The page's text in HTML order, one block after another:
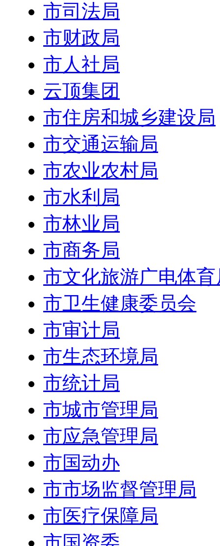
市司法局
市财政局
市人社局
云顶集团
市住房和城乡建设局
市交通运输局
市农业农村局
市水利局
市林业局
市商务局
市文化旅游广电体育
市卫生健康委员会
市审计局
市生态环境局
市统计局
市城市管理局
市应急管理局
市国动办
市市场监督管理局
市医疗保障局